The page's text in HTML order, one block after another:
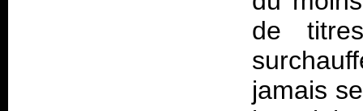
de
jamais